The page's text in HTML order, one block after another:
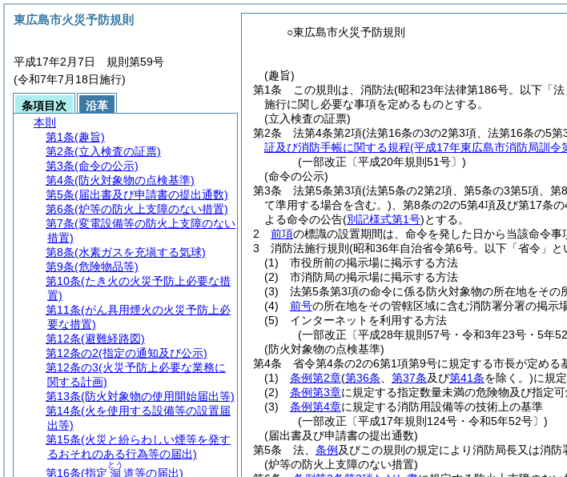
○東広島市火災予防規則
(趣旨)
第1条
この規則は、消防法(昭和23年法律第186号。以下「
施行に関し必要な事項を定めるものとする。
(立入検査の証票)
第2条
法第4条第2項(法第16条の3の2第3項、法第16条の5
証及び消防手帳に関する規程(平成17年東広島市消防局訓令
(一部改正〔平成20年規則51号〕)
(命令の公示)
第3条
法第5条第3項(法第5条の2第2項、第5条の3第5項、第
て準用する場合を含む。) 、第8条の2の5第4項及び第17条
よる命令の公告(別記様式第1号)とする。
2
前項の標識の設置期間は、命令を発した日から当該命令
3
消防法施行規則 (昭和36年自治省令第6号。以下「省令」と
(1)
市役所前の掲示場に掲示する方法
(2)
市消防局の掲示場に掲示する方法
(3)
法第5条第3項の命令に係る防火対象物の所在地をそ
(4)
前号の所在地をその管轄区域に含む消防署分署の掲示
(5)
インターネットを利用する方法
(一部改正〔平成28年規則57号・令和3年23号・5年
(防火対象物の点検基準)
第4条
省令第4条の2の6第1項第9号に規定する市長が定める
(1)
条例第2章(第36条 第37条及び第41条を除く。)に規
(2)
条例第3章に規定する指定数量未満の危険物及び指定
(3)
条例第4章に規定する消防用設備等の技術上の基準
(一部改正〔平成17年規則124号・令和5年52号〕)
(届出書及び申請書の提出通数)
第5条
法、 条例 及びこの規則の規定により消防局長又は消防
(炉等の防火上支障のない措置)
東広島市火災予防規則
平成17年2月7日 規則第59号
(令和7年7月18日施行)
条項目次
沿革
本則
第1条(趣旨)
第2条(立入検査の証票)
第3条(命令の公示)
第4条(防火対象物の点検基準)
第5条(届出書及び申請書の提出通数)
第6条(炉等の防火上支障のない措置)
第7条(変電設備等の防火上支障のない
措置)
第8条(水素ガスを充塡する気球)
第9条(危険物品等)
第10条(たき火の火災予防上必要な措
置)
第11条(がん具用煙火の火災予防上必
要な措置)
第12条(避難経路図)
第12条の2(指定の通知及び公示)
第12条の3(火災予防上必要な業務に
関する計画)
第13条(防火対象物の使用開始届出等)
第14条(火を使用する設備等の設置届
出等)
第15条(火災と紛らわしい煙等を発す
るおそれのある行為等の届出)
第16条(指定 洞
とう
道等の届出)